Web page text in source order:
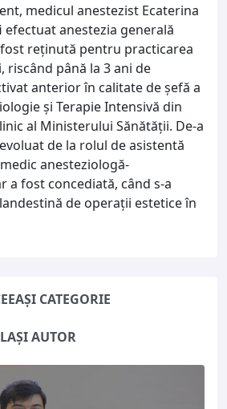
medicul anestezist Ecaterina
efectuat anestezia generală
reținută pentru practicarea
riscând până la 3 ani de
anterior în calitate de șefă a
și Terapie Intensivă din
al Ministerului Sănătății. De-a
de la rolul de asistentă
anesteziologă-
a fost concediată, când s-a
de operații estetice în
DIN ACEEAȘI CATEGORIE
ARTICOLE DE ACELAȘI AUTOR